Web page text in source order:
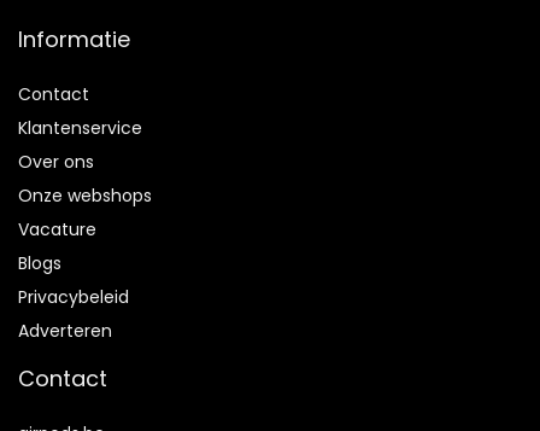
Informatie
Contact
Klantenservice
Over ons
Onze webshops
Vacature
Blogs
Privacybeleid
Adverteren
Contact